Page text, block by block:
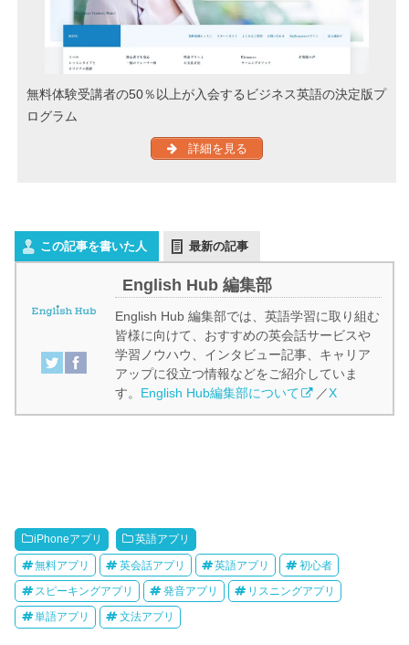
無料体験受講者の50％以上が入会するビジネス英語の決定版プ
ログラム
詳細を見る
この記事を書いた人 最新の記事
English Hub 編集部
English Hub 編集部では、英語学習に取り組む
皆様に向けて、おすすめの英会話サービスや
学習ノウハウ、インタビュー記事、キャリア
アップに役立つ情報などをご紹介していま
す。 English Hub編集部について ／X
iPhoneアプリ 英語アプリ
無料アプリ 英会話アプリ 英語アプリ 初心者
スピーキングアプリ 発音アプリ リスニングアプリ
単語アプリ 文法アプリ